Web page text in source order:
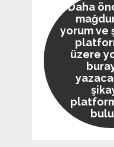
Daha
yorum ve
üzere